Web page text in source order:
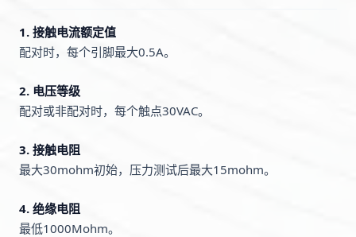
1. 接触电流额定值
配对时，每个引脚最大0.5A。
2. 电压等级
配对或非配对时，每个触点30VAC。
3. 接触电阻
最大30mohm初始，压力测试后最大15mohm。
4. 绝缘电阻
最低1000Mohm。